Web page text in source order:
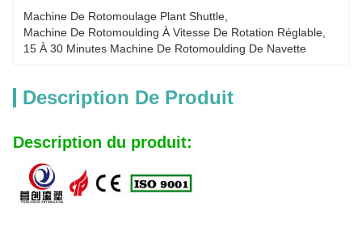
Machine De Rotomoulage Plant Shuttle
Machine De Rotomoulding À Vitesse De Rotation Réglable
15 À 30 Minutes Machine De Rotomoulding De Navette
Description De Produit
Description du produit: